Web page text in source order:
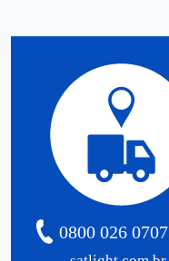
0800 026 0707